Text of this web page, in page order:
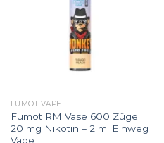
FUMOT VAPE
Fumot RM Vase 600 Züge
20 mg Nikotin – 2 ml Einweg
Vape